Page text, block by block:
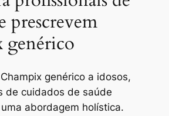
prescrevem
genérico
genérico a idosos,
de cuidados de saúde
abordagem holística.